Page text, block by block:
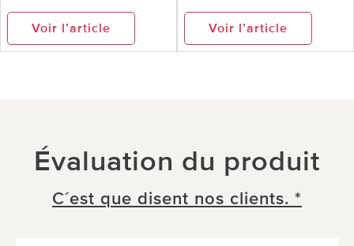
Voir l’article Voir l’article
Évaluation du produit
C´est que disent nos clients. *